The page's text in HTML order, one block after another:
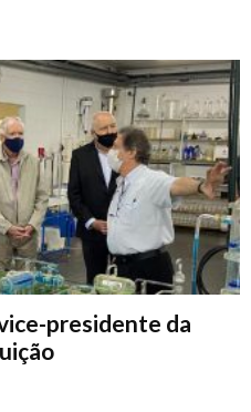
presidente da